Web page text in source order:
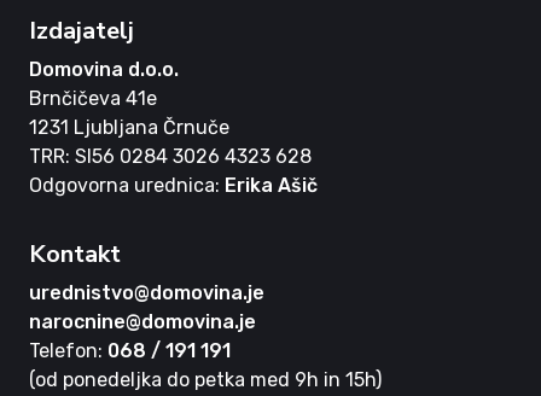
Izdajatelj
Domovina d.o.o.
Brnčičeva 41e
1231 Ljubljana Črnuče
TRR: SI56 0284 3026 4323 628
Odgovorna urednica: Erika Ašič
Kontakt
urednistvo@domovina.je
narocnine@domovina.je
Telefon: 068 / 191 191
(od ponedeljka do petka med 9h in 15h)